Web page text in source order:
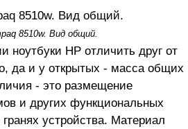
8510w. Вид общий.
ноутбуки HP отличить друг от
да и у открытых - масса общих
- это размещение
и других функциональных
устройства. Материал